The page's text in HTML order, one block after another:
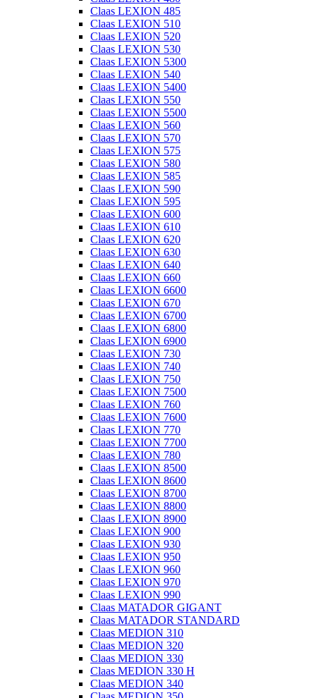
Claas LEXION 485
Claas LEXION 510
Claas LEXION 520
Claas LEXION 530
Claas LEXION 5300
Claas LEXION 540
Claas LEXION 5400
Claas LEXION 550
Claas LEXION 5500
Claas LEXION 560
Claas LEXION 570
Claas LEXION 575
Claas LEXION 580
Claas LEXION 585
Claas LEXION 590
Claas LEXION 595
Claas LEXION 600
Claas LEXION 610
Claas LEXION 620
Claas LEXION 630
Claas LEXION 640
Claas LEXION 660
Claas LEXION 6600
Claas LEXION 670
Claas LEXION 6700
Claas LEXION 6800
Claas LEXION 6900
Claas LEXION 730
Claas LEXION 740
Claas LEXION 750
Claas LEXION 7500
Claas LEXION 760
Claas LEXION 7600
Claas LEXION 770
Claas LEXION 7700
Claas LEXION 780
Claas LEXION 8500
Claas LEXION 8600
Claas LEXION 8700
Claas LEXION 8800
Claas LEXION 8900
Claas LEXION 900
Claas LEXION 930
Claas LEXION 950
Claas LEXION 960
Claas LEXION 970
Claas LEXION 990
Claas MATADOR GIGANT
Claas MATADOR STANDARD
Claas MEDION 310
Claas MEDION 320
Claas MEDION 330
Claas MEDION 330 H
Claas MEDION 340